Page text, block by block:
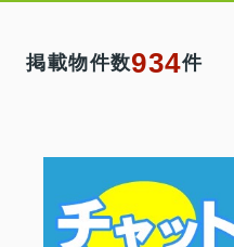
掲載物件数934件